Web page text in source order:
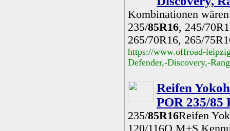
Kombinationen
235/85R16, 245/
265/70R16, 265/
https://www.offroad-
Defender,-Discovery,-
Reifen
POR 235/85
235/85R16Reifen
120/116Q M+S